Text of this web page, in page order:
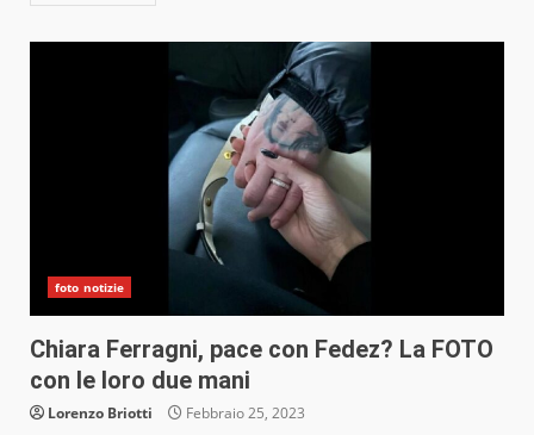
foto notizie
Chiara Ferragni, pace con Fedez? La FOTO
con le loro due mani
Lorenzo Briotti Febbraio 25, 2023